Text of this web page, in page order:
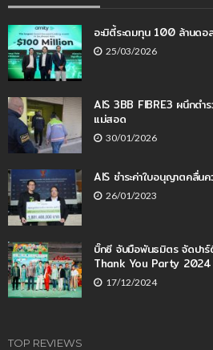
อะมิตี้ระดมทุน 100 ล้านดอ
25/03/2026
AIS 3BB FIBRE3 ผนึกตำ
แม่สอด
30/01/2026
AIS ชำระค่าใบอนุญาตคลื่น
26/01/2023
บิ๊กซี จับมือพันธมิตร จัดปา
Thank You Party 2024
17/12/2024
TOP REVIEWS